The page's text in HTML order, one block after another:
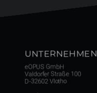
UNTERNEHMEN
eOPUS GmbH
Valdorfer Straße 100
D-32602 Vlotho